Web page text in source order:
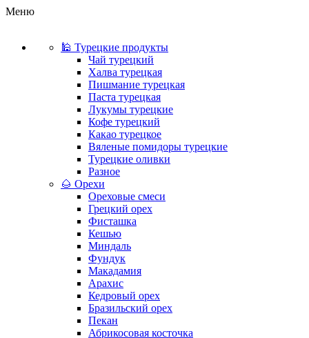
Меню
🕌 Турецкие продукты
Чай турецкий
Халва турецкая
Пишмание турецкая
Паста турецкая
Лукумы турецкие
Кофе турецкий
Какао турецкое
Вяленые помидоры турецкие
Турецкие оливки
Разное
🌰 Орехи
Ореховые смеси
Грецкий орех
Фисташка
Кешью
Миндаль
Фундук
Макадамия
Арахис
Кедровый орех
Бразильский орех
Пекан
Абрикосовая косточка